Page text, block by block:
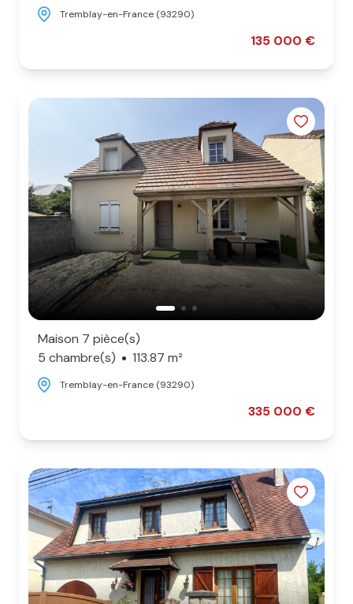
Tremblay-en-France (93290)
135 000 €
Maison 7 pièce(s)
5 chambre(s)
113.87 m²
Tremblay-en-France (93290)
335 000 €